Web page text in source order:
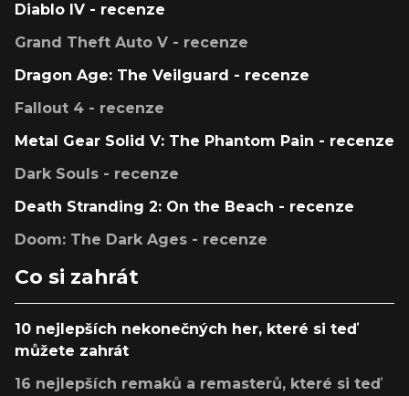
Diablo IV - recenze
Grand Theft Auto V - recenze
Dragon Age: The Veilguard - recenze
Fallout 4 - recenze
Metal Gear Solid V: The Phantom Pain - recenze
Dark Souls - recenze
Death Stranding 2: On the Beach - recenze
Doom: The Dark Ages - recenze
Co si zahrát
10 nejlepších nekonečných her, které si teď
můžete zahrát
16 nejlepších remaků a remasterů, které si teď